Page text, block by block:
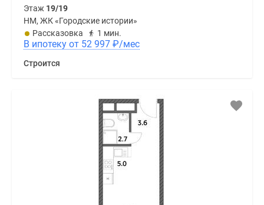
Этаж 19/19
НМ, ЖК «Городские истории»
Рассказовка
1 мин.
В ипотеку от 52 997 ₽/мес
Строится